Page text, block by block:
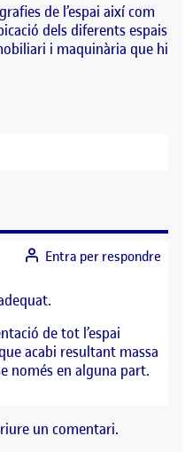
de l’espai així com
dels diferents espais
i maquinària que hi
de tot l’espai
acabi resultant massa
només en alguna part.
Entra per respondre
un comentari.